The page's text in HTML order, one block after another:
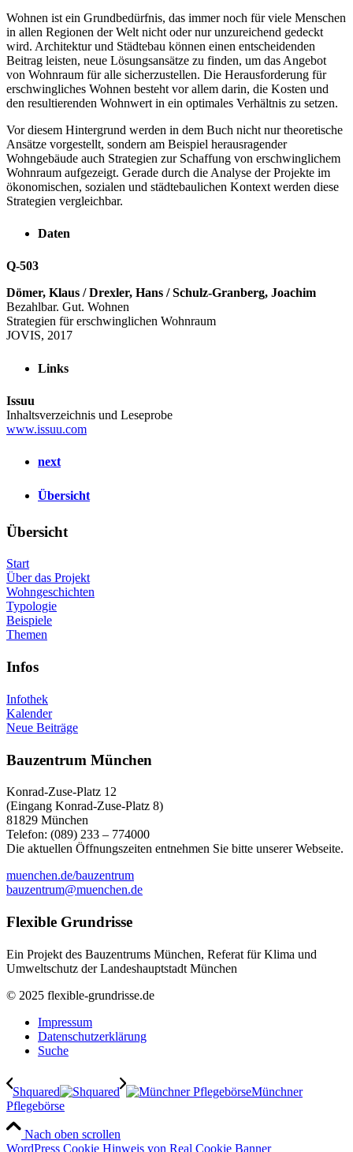
Wohnen ist ein Grundbedürfnis, das immer noch für viele Menschen
in allen Regionen der Welt nicht oder nur unzureichend gedeckt
wird. Architektur und Städtebau können einen entscheidenden
Beitrag leisten, neue Lösungsansätze zu finden, um das Angebot
von Wohnraum für alle sicherzustellen. Die Herausforderung für
erschwingliches Wohnen besteht vor allem darin, die Kosten und
den resultierenden Wohnwert in ein optimales Verhältnis zu setzen.
Vor diesem Hintergrund werden in dem Buch nicht nur theoretische
Ansätze vorgestellt, sondern am Beispiel herausragender
Wohngebäude auch Strategien zur Schaffung von erschwinglichem
Wohnraum aufgezeigt. Gerade durch die Analyse der Projekte im
ökonomischen, sozialen und städtebaulichen Kontext werden diese
Strategien vergleichbar.
Daten
Q-503
Dömer, Klaus / Drexler, Hans / Schulz-Granberg, Joachim
Bezahlbar. Gut. Wohnen
Strategien für erschwinglichen Wohnraum
JOVIS, 2017
Links
Issuu
Inhaltsverzeichnis und Leseprobe
www.issuu.com
next
Übersicht
Übersicht
Start
Über das Projekt
Wohngeschichten
Typologie
Beispiele
Themen
Infos
Infothek
Kalender
Neue Beiträge
Bauzentrum München
Konrad-Zuse-Platz 12
(Eingang Konrad-Zuse-Platz 8)
81829 München
Telefon: (089) 233 – 774000
Die aktuellen Öffnungszeiten entnehmen Sie bitte unserer Webseite.
muenchen.de/bauzentrum
bauzentrum@muenchen.de
Flexible Grundrisse
Ein Projekt des Bauzentrums München, Referat für Klima und
Umweltschutz der Landeshauptstadt München
© 2025 flexible-grundrisse.de
Impressum
Datenschutzerklärung
Suche
Shquared
Münchner
Pflegebörse
Nach oben scrollen
WordPress Cookie Hinweis von Real Cookie Banner